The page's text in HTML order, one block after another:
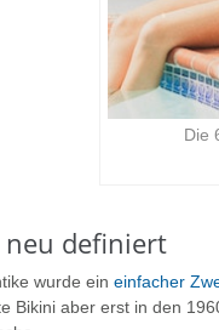
Die
neu definiert
wurde ein einfacher
Bikini aber erst in den